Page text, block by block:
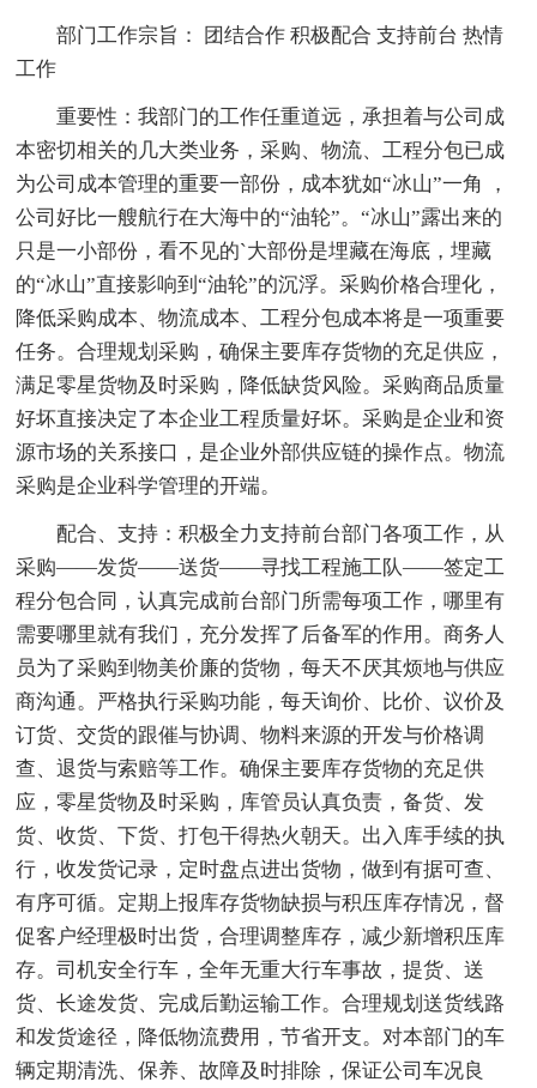
部门工作宗旨： 团结合作 积极配合 支持前台 热情
工作
重要性：我部门的工作任重道远，承担着与公司成
本密切相关的几大类业务，采购、物流、工程分包已成
为公司成本管理的重要一部份，成本犹如“冰山”一角 ，
公司好比一艘航行在大海中的“油轮”。“冰山”露出来的
只是一小部份，看不见的`大部份是埋藏在海底，埋藏
的“冰山”直接影响到“油轮”的沉浮。采购价格合理化，
降低采购成本、物流成本、工程分包成本将是一项重要
任务。合理规划采购，确保主要库存货物的充足供应，
满足零星货物及时采购，降低缺货风险。采购商品质量
好坏直接决定了本企业工程质量好坏。采购是企业和资
源市场的关系接口，是企业外部供应链的操作点。物流
采购是企业科学管理的开端。
配合、支持：积极全力支持前台部门各项工作，从
采购——发货——送货——寻找工程施工队——签定工
程分包合同，认真完成前台部门所需每项工作，哪里有
需要哪里就有我们，充分发挥了后备军的作用。商务人
员为了采购到物美价廉的货物，每天不厌其烦地与供应
商沟通。严格执行采购功能，每天询价、比价、议价及
订货、交货的跟催与协调、物料来源的开发与价格调
查、退货与索赔等工作。确保主要库存货物的充足供
应，零星货物及时采购，库管员认真负责，备货、发
货、收货、下货、打包干得热火朝天。出入库手续的执
行，收发货记录，定时盘点进出货物，做到有据可查、
有序可循。定期上报库存货物缺损与积压库存情况，督
促客户经理极时出货，合理调整库存，减少新增积压库
存。司机安全行车，全年无重大行车事故，提货、送
货、长途发货、完成后勤运输工作。合理规划送货线路
和发货途径，降低物流费用，节省开支。对本部门的车
辆定期清洗、保养、故障及时排除，保证公司车况良